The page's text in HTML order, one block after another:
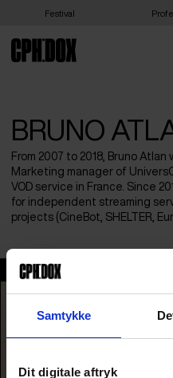
Samtykke
Dit digitale aftryk
Festival
BRUNO
From 2007 to 2018, Bruno
Marketing manager of
VOD service in France. Since
for independent streaming
projects (CineBot, SHELTER,
Bruno ATLAN